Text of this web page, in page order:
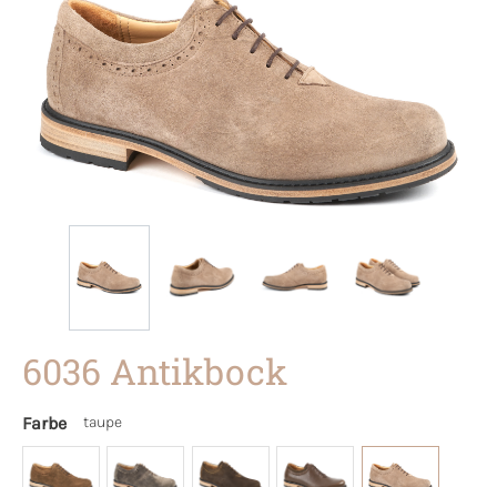
6036 Antikbock
Farbe taupe